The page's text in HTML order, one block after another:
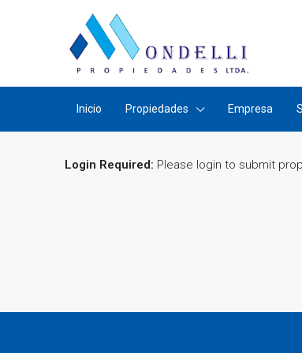
Inicio Propiedades Empresa
Login Required: Please login to submit